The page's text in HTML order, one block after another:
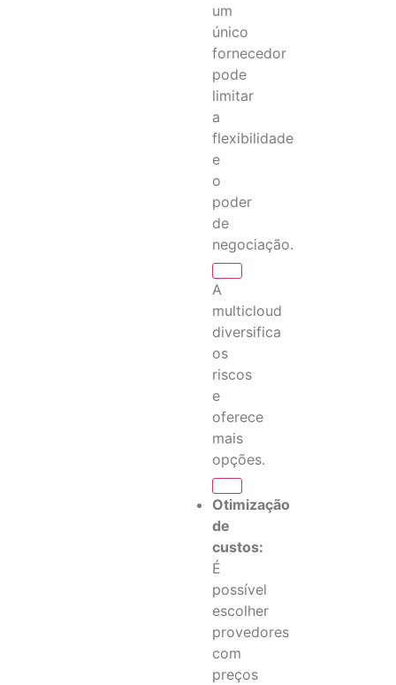
um
único
fornecedor
pode
limitar
a
flexibilidade
e
o
poder
de
negociação.
A
multicloud
diversifica
os
riscos
e
oferece
mais
opções.
Otimização
de
custos:
É
possível
escolher
provedores
com
preços